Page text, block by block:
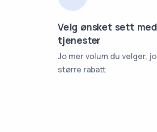
Velg ønsket sett med
tjenester
Jo mer volum du velger, jo
større rabatt